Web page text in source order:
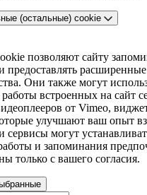
(остальные) cookie
позволяют сайту
предоставлять
Они также могут
встроенных на сайт
от Vimeo,
улучшают ваш опыт
сервисы могут
и запоминания
только с вашего согласия.